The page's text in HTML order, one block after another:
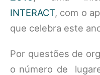
INTERACT, com o
que celebra este
Por questões de
o número de